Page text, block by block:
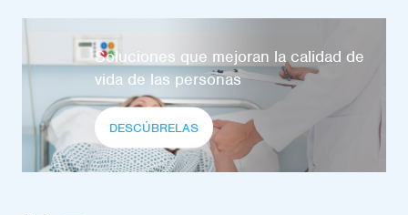
Soluciones que mejoran la calidad de
vida de las personas
DESCÚBRELAS